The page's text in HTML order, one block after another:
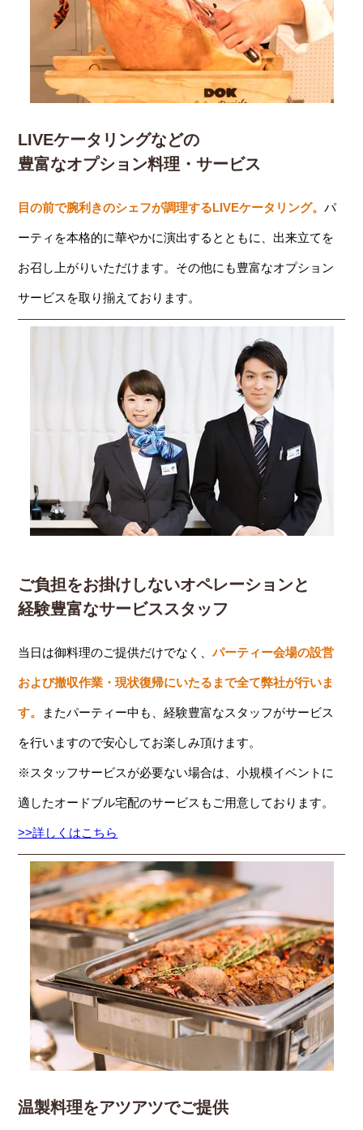
LIVEケータリングなどの
豊富なオプション料理・サービス
目の前で腕利きのシェフが調理するLIVEケータリング。パ
ーティを本格的に華やかに演出するとともに、出来立てを
お召し上がりいただけます。その他にも豊富なオプション
サービスを取り揃えております。
ご負担をお掛けしないオペレーションと
経験豊富なサービススタッフ
当日は御料理のご提供だけでなく、パーティー会場の設営
および撤収作業・現状復帰にいたるまで全て弊社が行いま
す。 またパーティー中も、経験豊富なスタッフがサービス
を行いますので安心してお楽しみ頂けます。
※スタッフサービスが必要ない場合は、小規模イベントに
適したオードブル宅配のサービスもご用意しております。
>>詳しくはこちら
温製料理をアツアツでご提供